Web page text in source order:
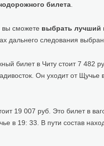
билета.
вы сможете выбрать лучший
дальнего следования
билет в Читу стоит 7 482
Он уходит от Щучье
19 007 руб. Это билет в
в 19: 33. В пути состав